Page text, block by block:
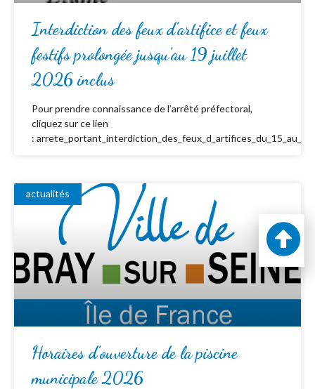
Interdiction des feux d’artifice et feux
festifs prolongée jusqu’au 19 juillet
2026 inclus
Pour prendre connaissance de l’arrêté préfectoral,
cliquez sur ce lien
:
actualités
Horaires d’ouverture de la piscine
municipale 2026